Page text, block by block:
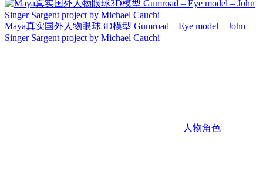
Maya真实国外人物眼球3D模型 Gumroad – Eye model – John
Singer Sargent project by Michael Cauchi
人物角色